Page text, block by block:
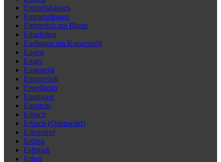
Emmelshausen
Emmendingen
Emmerich am Rhein
Emsdetten
Endingen am Kaiserstuhl
Engen
Enger
Ennepetal
Ennigerloh
Eppelheim
Eppingen
Eppstein
Erbach
Erbach (Odenwald)
Erbendorf
Erding
Erftstadt
Erfurt